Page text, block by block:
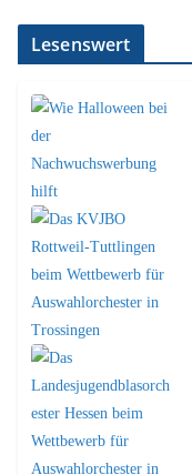
Lesenswert